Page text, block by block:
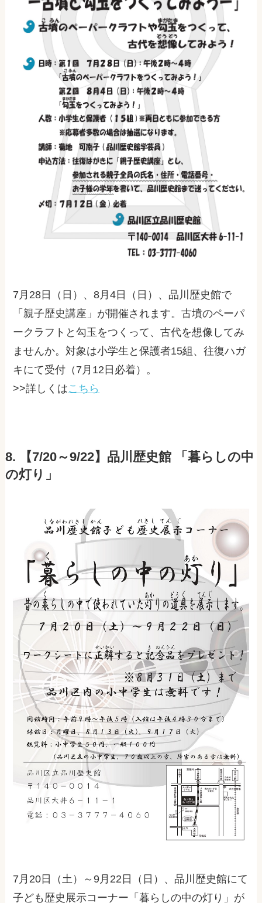
7月28日（日）、8月4日（日）、品川歴史館で
「親子歴史講座」が開催されます。古墳のペーパ
ークラフトと勾玉をつくって、古代を想像してみ
ませんか。対象は小学生と保護者15組、往復ハガ
キにて受付（7月12日必着）。
>>詳しくはこちら
8. 【7/20～9/22】品川歴史館 「暮らしの中
の灯り」
7月20日（土）～9月22日（日）、品川歴史館にて
子ども歴史展示コーナー「暮らしの中の灯り」が